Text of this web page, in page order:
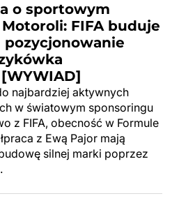
o sportowym
FIFA buduje
pozycjonowanie
najbardziej aktywnych
w światowym sponsoringu
z FIFA, obecność w Formule
z Ewą Pajor mają
silnej marki poprzez